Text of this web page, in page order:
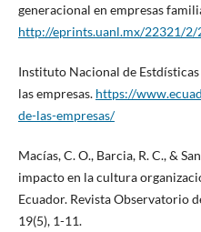
generacional en empresas
http://eprints.uanl.mx/22321/2/
Instituto Nacional de Estdísticas
las empresas. https://
de-las-empresas/
Macías, C. O., Barcia, R. C., &
impacto en la cultura
Ecuador. Revista Observatorio
19(5), 1-11.